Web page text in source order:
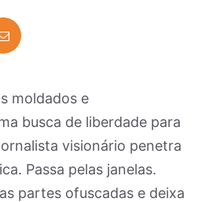
moldados e
busca de liberdade para
visionário penetra
Passa pelas janelas.
partes ofuscadas e deixa